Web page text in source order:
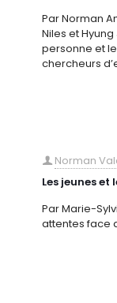
Par Norman
Niles et
personne et
chercheurs
Norman
Les jeunes
Par Marie-
attentes face